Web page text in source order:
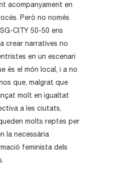
acompanyament en
Però no només
CITY 50-50 ens
crear narratives no
en un escenari
és el món local, i a no
que, malgrat que
molt en igualtat
a les ciutats,
molts reptes per
la necessària
feminista dels